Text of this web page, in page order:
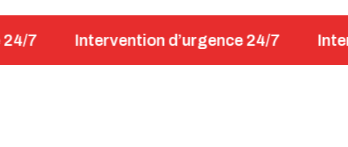
Intervention d’urgence 24/7 Intervention